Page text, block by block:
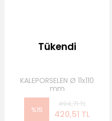
Tükendi
KALEPORSELEN Ø 11x110
mm
%15
494,71 TL
420,51 TL